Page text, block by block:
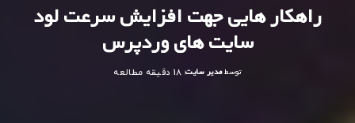
راهکار هایی جهت افزایش سرعت لود
سایت های وردپرس
ارسال
توسطمدیر سایت 18 دقیقه مطالعه